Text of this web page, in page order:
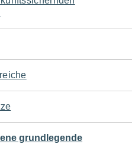
grundlegende